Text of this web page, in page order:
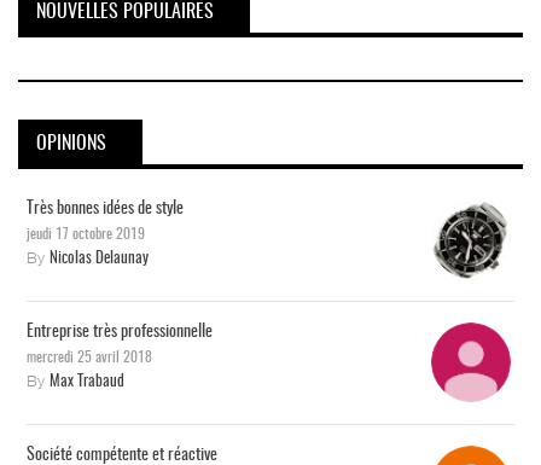
NOUVELLES POPULAIRES
OPINIONS
Très bonnes idées de style
jeudi 17 octobre 2019
By Nicolas Delaunay
Entreprise très professionnelle
mercredi 25 avril 2018
By Max Trabaud
Société compétente et réactive